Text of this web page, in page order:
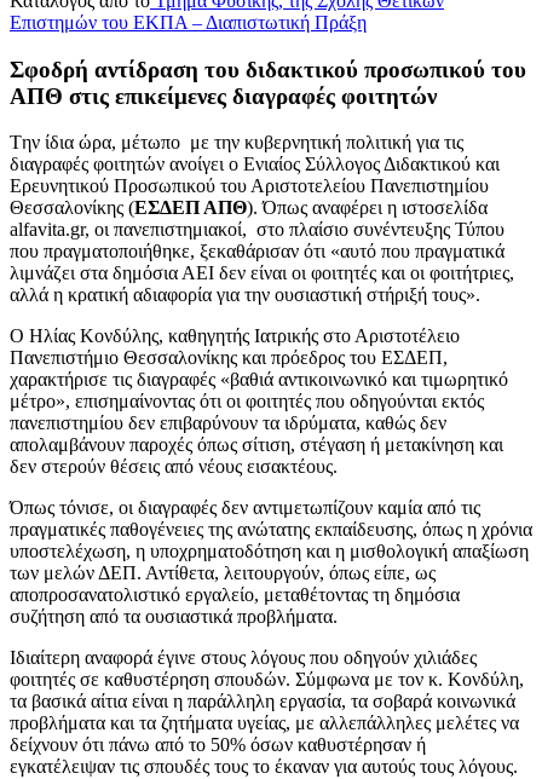
Επιστημών του ΕΚΠΑ – Διαπιστωτική Πράξη
Σφοδρή αντίδραση του διδακτικού προσωπικού του
ΑΠΘ στις επικείμενες διαγραφές φοιτητών
Tην ίδια ώρα, μέτωπο με την κυβερνητική πολιτική για τις
διαγραφές φοιτητών ανοίγει ο Ενιαίος Σύλλογος Διδακτικού και
Ερευνητικού Προσωπικού του Αριστοτελείου Πανεπιστημίου
Θεσσαλονίκης (ΕΣΔΕΠ ΑΠΘ). Όπως αναφέρει η ιστοσελίδα
alfavita.gr, οι πανεπιστημιακοί, στο πλαίσιο συνέντευξης Τύπου
που πραγματοποιήθηκε, ξεκαθάρισαν ότι «αυτό που πραγματικά
λιμνάζει στα δημόσια ΑΕΙ δεν είναι οι φοιτητές και οι φοιτήτριες,
αλλά η κρατική αδιαφορία για την ουσιαστική στήριξή τους».
Ο Ηλίας Κονδύλης, καθηγητής Ιατρικής στο Αριστοτέλειο
Πανεπιστήμιο Θεσσαλονίκης και πρόεδρος του ΕΣΔΕΠ,
χαρακτήρισε τις διαγραφές «βαθιά αντικοινωνικό και τιμωρητικό
μέτρο», επισημαίνοντας ότι οι φοιτητές που οδηγούνται εκτός
πανεπιστημίου δεν επιβαρύνουν τα ιδρύματα, καθώς δεν
απολαμβάνουν παροχές όπως σίτιση, στέγαση ή μετακίνηση και
δεν στερούν θέσεις από νέους εισακτέους.
Όπως τόνισε, οι διαγραφές δεν αντιμετωπίζουν καμία από τις
πραγματικές παθογένειες της ανώτατης εκπαίδευσης, όπως η χρόνια
υποστελέχωση, η υποχρηματοδότηση και η μισθολογική απαξίωση
των μελών ΔΕΠ. Αντίθετα, λειτουργούν, όπως είπε, ως
αποπροσανατολιστικό εργαλείο, μεταθέτοντας τη δημόσια
συζήτηση από τα ουσιαστικά προβλήματα.
Ιδιαίτερη αναφορά έγινε στους λόγους που οδηγούν χιλιάδες
φοιτητές σε καθυστέρηση σπουδών. Σύμφωνα με τον κ. Κονδύλη,
τα βασικά αίτια είναι η παράλληλη εργασία, τα σοβαρά κοινωνικά
προβλήματα και τα ζητήματα υγείας, με αλλεπάλληλες μελέτες να
δείχνουν ότι πάνω από το 50% όσων καθυστέρησαν ή
εγκατέλειψαν τις σπουδές τους το έκαναν για αυτούς τους λόγους.